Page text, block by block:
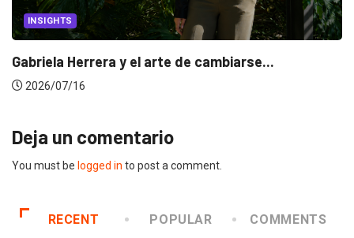
INSIGHTS
Gabriela Herrera y el arte de cambiarse...
2026/07/16
Deja un comentario
You must be logged in to post a comment.
RECENT POPULAR COMMENTS